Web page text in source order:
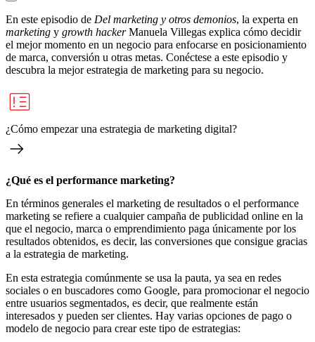
En este episodio de Del marketing y otros demonios, la experta en
marketing y growth hackerManuela Villegas explica cómo decidir
el mejor momento en un negocio para enfocarse en posicionamiento
de marca, conversión u otras metas. Conéctese a este episodio y
descubra la mejor estrategia de marketing para su negocio.
¿Cómo empezar una estrategia de marketing digital?
¿Qué es el performance marketing?
En términos generales el marketing de resultados o el performance
marketing se refiere a cualquier campaña de publicidad online en la
que el negocio, marca o emprendimiento paga únicamente por los
resultados obtenidos, es decir, las conversiones que consigue gracias
a la estrategia de marketing.
En esta estrategia comúnmente se usa la pauta, ya sea en redes
sociales o en buscadores como Google, para promocionar el negocio
entre usuarios segmentados, es decir, que realmente están
interesados y pueden ser clientes. Hay varias opciones de pago o
modelo de negocio para crear este tipo de estrategias: